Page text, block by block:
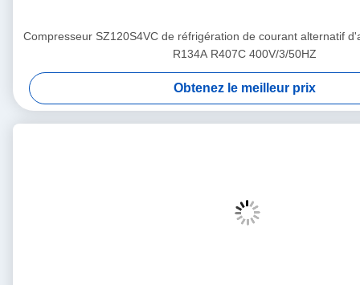
Compresseur SZ120S4VC de réfrigération de courant alternatif
R134A R407C 400V/3/50HZ
Obtenez le meilleur prix